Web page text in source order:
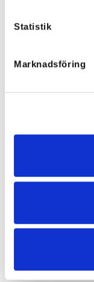
Statistik
Marknadsföring